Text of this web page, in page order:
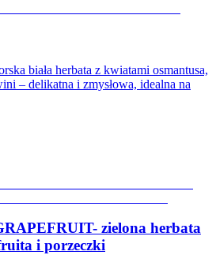
biała herbata z kwiatami osmantusa,
– delikatna i zmysłowa, idealna na
zielona herbata
i porzeczki